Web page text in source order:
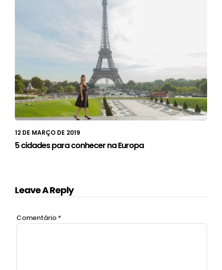
12 DE MARÇO DE 2019
5 cidades para conhecer na Europa
Leave A Reply
Comentário *